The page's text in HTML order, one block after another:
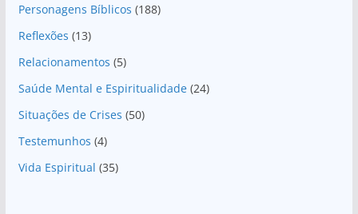
Personagens Bíblicos (188)
Reflexões (13)
Relacionamentos (5)
Saúde Mental e Espiritualidade(24)
Situações de Crises (50)
Testemunhos (4)
Vida Espiritual (35)